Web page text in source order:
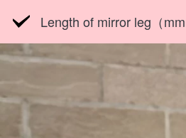
Length of mirror leg（